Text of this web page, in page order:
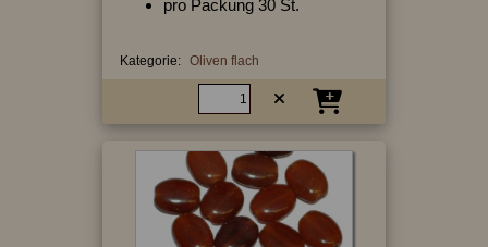
pro Packung 30 St.
Kategorie: Oliven flach